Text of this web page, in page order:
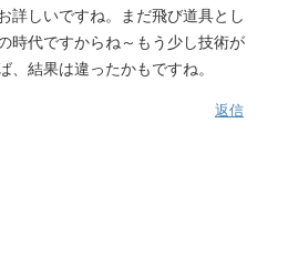
詳しいですね。まだ飛び道具とし
時代ですからね～もう少し技術が
、結果は違ったかもですね。
返信